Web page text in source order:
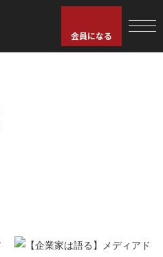
会員になる